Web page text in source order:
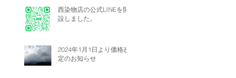
西染物店の公式LINEを開
設しました。
2024年1月1日より価格改
定のお知らせ